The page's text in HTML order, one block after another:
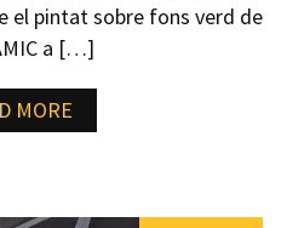
el pintat sobre fons verd de
a […]
MORE